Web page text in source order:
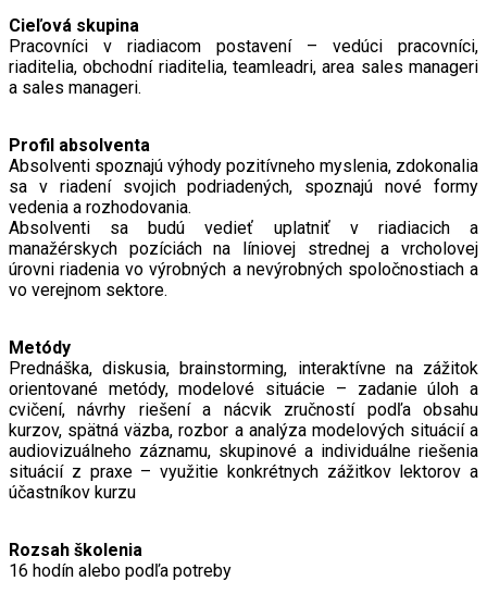
Cieľová skupina
Pracovníci v riadiacom postavení – vedúci pracovníci,
riaditelia, obchodní riaditelia, teamleadri, area sales manageri
a sales manageri.
Profil absolventa
Absolventi spoznajú výhody pozitívneho myslenia, zdokonalia
sa v riadení svojich podriadených, spoznajú nové formy
vedenia a rozhodovania.
Absolventi sa budú vedieť uplatniť v riadiacich a
manažérskych pozíciách na líniovej strednej a vrcholovej
úrovni riadenia vo výrobných a nevýrobných spoločnostiach a
vo verejnom sektore.
Metódy
Prednáška, diskusia, brainstorming, interaktívne na zážitok
orientované metódy, modelové situácie – zadanie úloh a
cvičení, návrhy riešení a nácvik zručností podľa obsahu
kurzov, spätná väzba, rozbor a analýza modelových situácií a
audiovizuálneho záznamu, skupinové a individuálne riešenia
situácií z praxe – využitie konkrétnych zážitkov lektorov a
účastníkov kurzu
Rozsah školenia
16 hodín alebo podľa potreby